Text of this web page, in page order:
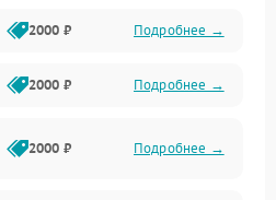
2000 ₽ Подробнее →
2000 ₽ Подробнее →
2000 ₽ Подробнее →